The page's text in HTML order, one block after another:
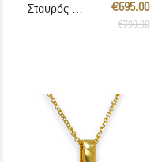
€695.00
€790.00